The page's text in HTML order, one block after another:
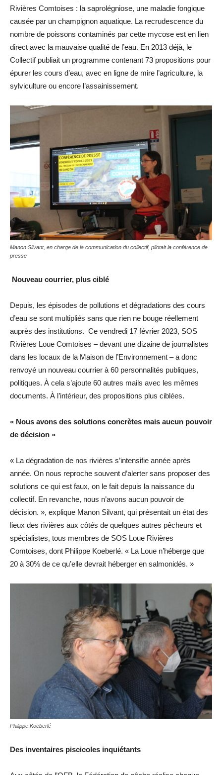
Rivières Comtoises : la saprolégniose, une maladie fongique
causée par un champignon aquatique. La recrudescence du
nombre de poissons contaminés par cette mycose est en lien
direct avec la mauvaise qualité de l’eau. En 2013 déjà, le
Collectif publiait un programme contenant 73 propositions pour
épurer les cours d’eau, avec en ligne de mire l’agriculture, la
sylviculture ou encore l’assainissement.
Manon Silvant, en charge de la communication du collectif, pilotait la conférence de
presse
Nouveau courrier, plus ciblé
Depuis, les épisodes de pollutions et dégradations des cours
d’eau se sont multipliés sans que rien ne bouge réellement
auprès des institutions. Ce vendredi 17 février 2023, SOS
Rivières Loue Comtoises – devant une dizaine de journalistes
dans les locaux de la Maison de l’Environnement – a donc
renvoyé un nouveau courrier à 60 personnalités publiques,
politiques. À cela s’ajoute 60 autres mails avec les mêmes
documents. À l’intérieur, des propositions plus ciblées.
« Nous avons des solutions concrètes mais aucun pouvoir
de décision »
« La dégradation de nos rivières s’intensifie année après
année. On nous reproche souvent d’alerter sans proposer des
solutions ce qui est faux, on le fait depuis la naissance du
collectif. En revanche, nous n’avons aucun pouvoir de
décision. », explique Manon Silvant, qui présentait un état des
lieux des rivières aux côtés de quelques autres pêcheurs et
spécialistes, tous membres de SOS Loue Rivières
Comtoises, dont Philippe Koeberlé. « La Loue n’héberge que
20 à 30% de ce qu’elle devrait héberger en salmonidés. »
Philippe Koeberlé
Des inventaires piscicoles inquiétants